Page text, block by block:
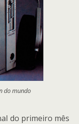
do mundo
do primeiro mês